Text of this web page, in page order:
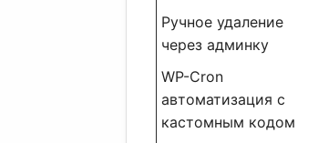
Ручное удаление
через админку
WP-Cron
автоматизация с
кастомным кодом